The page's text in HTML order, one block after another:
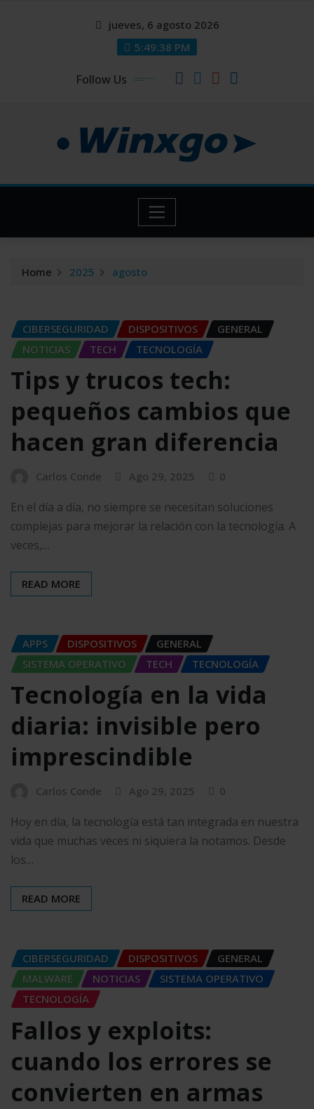
jueves, 6 agosto 2026
5:49:38 PM
Follow Us
Home 2025 agosto
CIBERSEGURIDAD DISPOSITIVOS
GENERAL
NOTICIAS
TECH TECNOLOGÍA
Tips y trucos tech:
pequeños cambios que
hacen gran diferencia
Carlos Conde Ago 29, 2025 0
En el día a día, no siempre se necesitan soluciones
complejas para mejorar la relación con la tecnología. A
veces,…
READ MORE
APPS DISPOSITIVOS
GENERAL
SISTEMA OPERATIVO
TECH TECNOLOGÍA
Tecnología en la vida
diaria: invisible pero
imprescindible
Carlos Conde Ago 29, 2025 0
Hoy en día, la tecnología está tan integrada en nuestra
vida que muchas veces ni siquiera la notamos. Desde
los…
READ MORE
CIBERSEGURIDAD DISPOSITIVOS
GENERAL
MALWARE
NOTICIAS
SISTEMA OPERATIVO
TECNOLOGÍA
Fallos y exploits:
cuando los errores se
convierten en armas